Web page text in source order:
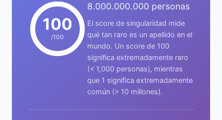
100
/100
8.000.000.000 personas
El score de singularidad mide
qué tan raro es un apellido en el
mundo. Un score de 100
significa extremadamente raro
(< 1,000 personas), mientras
que 1 significa extremadamente
común (> 10 millones).